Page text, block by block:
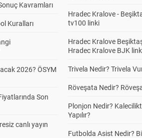
Kavramları
Kuralları
2026? ÖSYM
Son
canlı yayın
Hradec Kralove -
tv100 linki
Hradec Kralove
Hradec Kralove BJK link
Trivela Nedir? Trivela
Röveşata Nedir?
Plonjon Nedir?
Yapılır?
Futbolda Asist Nedir?